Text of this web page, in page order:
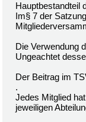
Hauptbestandteil
Im§ 7 der
Die Verwendung
Ungeachtet
Der Beitrag im
.
Jedes Mitglied
jeweiligen